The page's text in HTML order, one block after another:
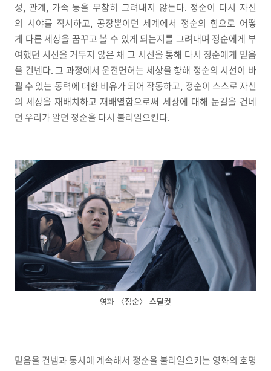
성, 관계, 가족 등을 무참히 그려내지 않는다. 정순이 다시 자신
의 시야를 직시하고, 공장뿐이던 세계에서 정순의 힘으로 어떻
게 다른 세상을 꿈꾸고 볼 수 있게 되는지를 그려내며 정순에게 부
여했던 시선을 거두지 않은 채 그 시선을 통해 다시 정순에게 믿음
을 건넨다. 그 과정에서 운전면허는 세상을 향해 정순의 시선이 바
뀔 수 있는 동력에 대한 비유가 되어 작동하고, 정순이 스스로 자신
의 세상을 재배치하고 재배열함으로써 세상에 대해 눈길을 건네
던 우리가 알던 정순을 다시 불러일으킨다.
영화 〈정순〉 스틸컷
믿음을 건넴과 동시에 계속해서 정순을 불러일으키는 영화의 호명